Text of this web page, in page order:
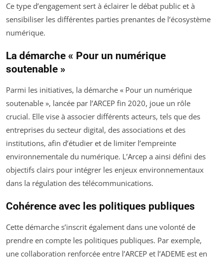
Ce type d’engagement sert à éclairer le débat public et à
sensibiliser les différentes parties prenantes de l’écosystème
numérique.
La démarche « Pour un numérique
soutenable »
Parmi les initiatives, la démarche « Pour un numérique
soutenable », lancée par l’ARCEP fin 2020, joue un rôle
crucial. Elle vise à associer différents acteurs, tels que des
entreprises du secteur digital, des associations et des
institutions, afin d’étudier et de limiter l’empreinte
environnementale du numérique. L’Arcep a ainsi défini des
objectifs clairs pour intégrer les enjeux environnementaux
dans la régulation des télécommunications.
Cohérence avec les politiques publiques
Cette démarche s’inscrit également dans une volonté de
prendre en compte les politiques publiques. Par exemple,
une collaboration renforcée entre l’ARCEP et l’ADEME est en